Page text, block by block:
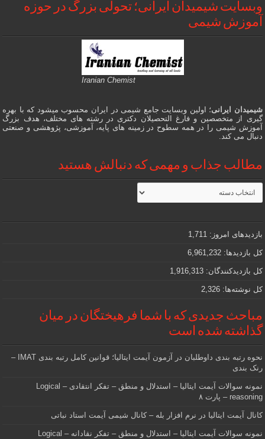
وبسایت شیمیدان ایرانی؛ تحولی بزرگ در حوزه
آموزش شیمی
Iranian Chemist
شیمیدان ایرانی؛ اولین وبسایت جامع شیمی در ایران محسوب میشود که با بهره
گیری از متخصصین و فارغ التحصیلان دکتری در رشته های مختلف، هدف بزرگ
آموزش شیمی را در همه سطوح در زمینه های پایه، آموزشی، پژوهشی و صنعتی
دنبال می کند.
مطالب جذاب و مهمی که دنبالش هستید
مطالب
جذاب
و
که
دنبالش
هستید
بازدیدهای امروز: 1,711
کل بازدیدها: 6,961,232
کل بازدیدکنند‌گان: 1,916,313
کل نوشته‌ها: 2,326
مباحث جدیدی که با شما فرهیختگان در میان
گذاشته شده است
نحوه رتبه بندی داوطلبان در آزمون آیمت ایتالیا؛ قوانین کامل رتبه بندی IMAT –
رنک بندی
نمونه سوالات آیمت ایتالیا – استدلال و منطق – تفکر انتقادی – Logical
reasoning – پارت ۸
کانال آیمت ایتالیا در نرم افزار بله – کانال شیمی آیمت استاد نباتی
نمونه سوالات آیمت ایتالیا – استدلال و منطق – تفکر نقادانه – Logical